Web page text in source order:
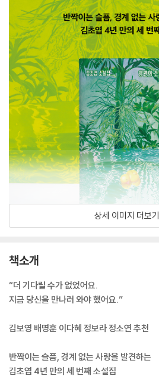
상세 이미지 더보기
책소개
“더 기다릴 수가 없었어요.
지금 당신을 만나러 와야 했어요.”
김보영 배명훈 이다혜 정보라 정소연 추천
반짝이는 슬픔, 경계 없는 사랑을 발견하는
김초엽 4년 만의 세 번째 소설집